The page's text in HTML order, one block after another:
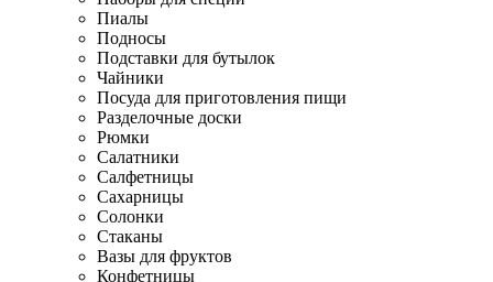
Пиалы
Подносы
Подставки для бутылок
Чайники
Посуда для приготовления пищи
Разделочные доски
Рюмки
Салатники
Салфетницы
Сахарницы
Солонки
Стаканы
Вазы для фруктов
Конфетницы